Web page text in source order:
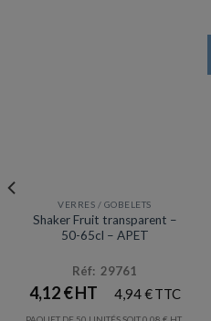
Prix en baisse
VERRES / GOBELETS
Shaker Fruit transparent –
50-65cl – APET
Réf: 29761
4,12€ 4,94€